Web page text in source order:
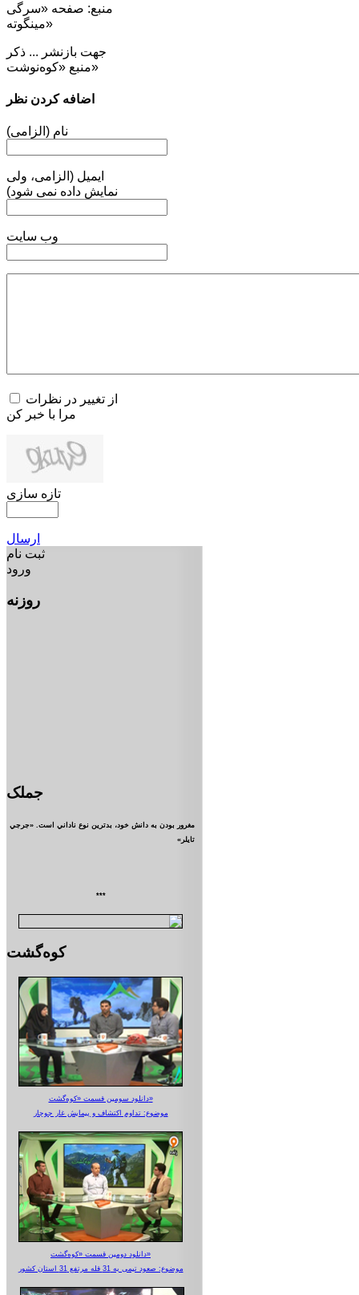
منبع: صفحه «سرگی
مینگوته»
جهت بازنشر ... ذکر
منبع «کوه‌نوشت»
اضافه کردن نظر
نام (الزامی)
ایمیل (الزامی، ولی
نمایش داده نمی شود)
وب سایت
از تغییر در نظرات
مرا با خبر کن
تازه سازی
ارسال
ثبت نام
ورود
روزنه
جملک
مغرور بودن به دانش خود، بدترين نوع ناداني است. «جرجي
تايلر»
***
کوه‌گشت
دانلود سومین قسمت «کوه‌گشت»
موضوع: تداوم اکتشاف و پیمایش غار جوجار
دانلود دومین قسمت «کوه‌گشت»
موضوع: صعود تیمی به 31 قله مرتفع 31 استان کشور